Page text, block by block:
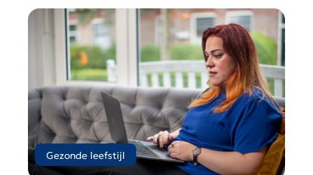
Gezonde leefstijl